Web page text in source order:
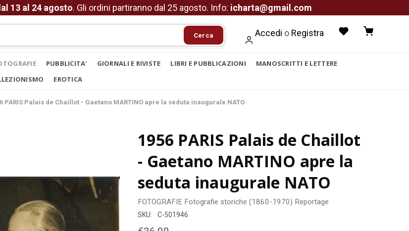
13 al 24 agosto. Gli ordini partiranno dal 25 agosto. Info: icharta@gmail.com
Cerca Accedi o Registra
PUBBLICITA' GIORNALI E RIVISTE LIBRI E PUBBLICAZIONI
MANOSCRITTI E LETTERE
EROTICA
PARIS Palais de Chaillot - Gaetano MARTINO apre la seduta inaugurale NATO
1956 PARIS Palais de Chaillot
- Gaetano MARTINO apre la
seduta inaugurale NATO
FOTOGRAFIE Fotografie storiche (1860-1970) Reportage
SKU: C-501946